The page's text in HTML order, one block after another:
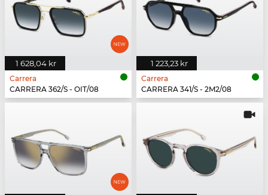
1 628,04 kr
Carrera
CARRERA 362/S - OIT/08
1 223,23 kr
Carrera
CARRERA 341/S - 2M2/08